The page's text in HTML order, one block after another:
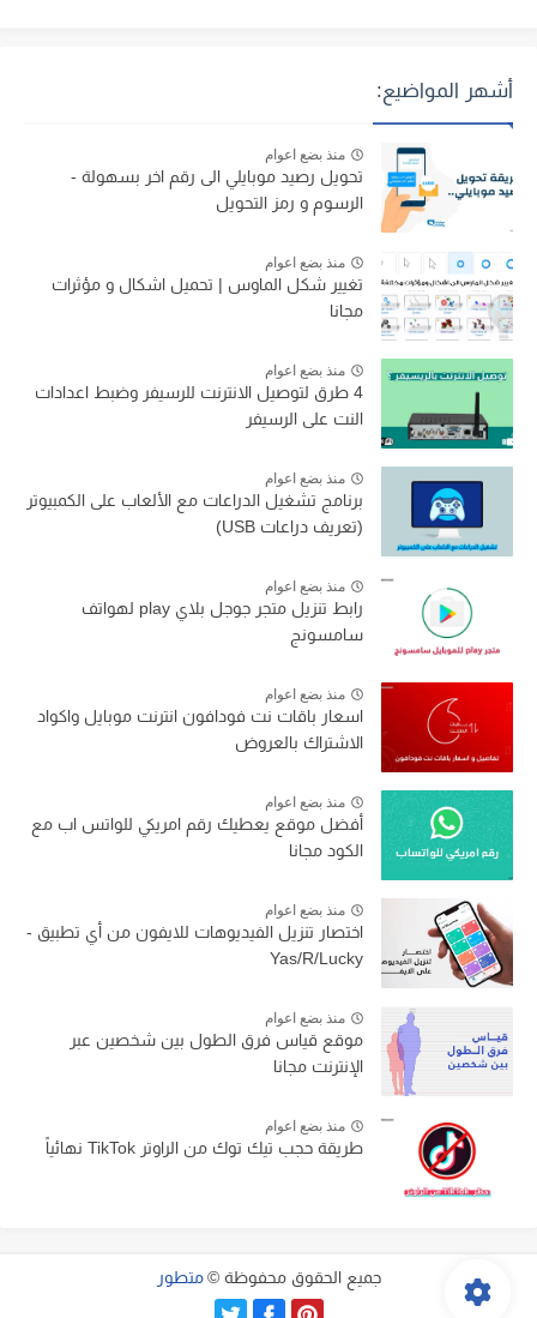
أشهر المواضيع:
منذ بضع اعوام
تحويل رصيد موبايلي الى رقم اخر بسهولة -
الرسوم و رمز التحويل
منذ بضع اعوام
تغيير شكل الماوس | تحميل اشكال و مؤثرات
مجانا
منذ بضع اعوام
4 طرق لتوصيل الانترنت للرسيفر وضبط اعدادات
النت على الرسيفر
منذ بضع اعوام
برنامج تشغيل الدراعات مع الألعاب على الكمبيوتر
(تعريف دراعات USB)
منذ بضع اعوام
رابط تنزيل متجر جوجل بلاي play لهواتف
سامسونج
منذ بضع اعوام
اسعار باقات نت فودافون انترنت موبايل واكواد
الاشتراك بالعروض
منذ بضع اعوام
أفضل موقع يعطيك رقم امريكي للواتس اب مع
الكود مجانا
منذ بضع اعوام
اختصار تنزيل الفيديوهات للايفون من أي تطبيق -
Yas/R/Lucky
منذ بضع اعوام
موقع قياس فرق الطول بين شخصين عبر
الإنترنت مجانا
منذ بضع اعوام
طريقة حجب تيك توك من الراوتر TikTok نهائياً
جميع الحقوق محفوظة © متطور